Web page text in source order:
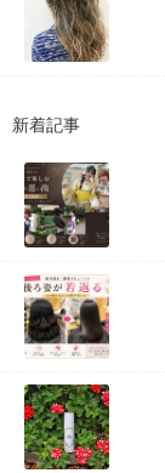
新着記事